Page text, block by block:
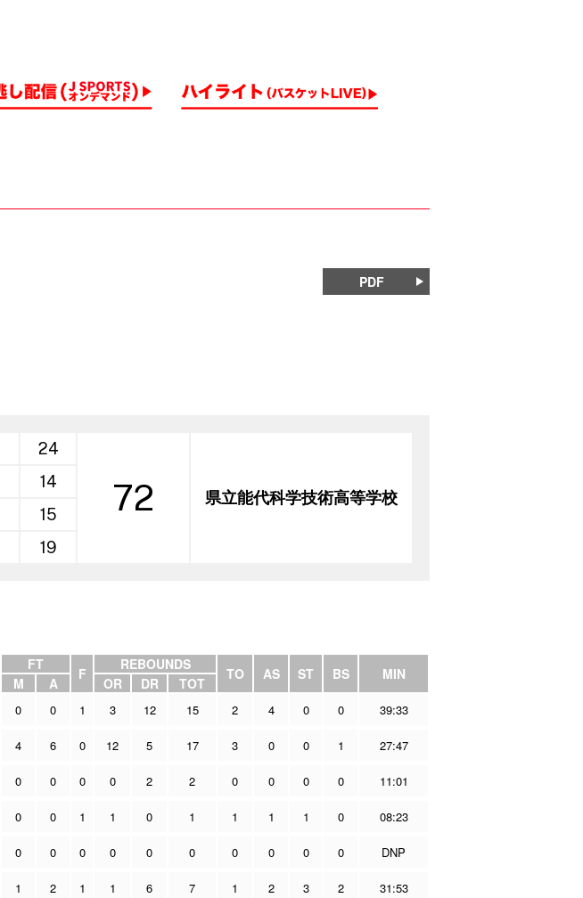
PDF
24
72 県立能代科学技術高等学校
14
15
19
FT
F
REBOUNDS
TO AS ST BS MIN
M A OR DR TOT
0 0 1 3 12 15 2 4 0 0 39:33
4 6 0 12 5 17 3 0 0 1 27:47
0 0 0 0 2 2 0 0 0 0 11:01
0 0 1 1 0 1 1 1 1 0 08:23
0 0 0 0 0 0 0 0 0 0 DNP
1 2 1 1 6 7 1 2 3 2 31:53